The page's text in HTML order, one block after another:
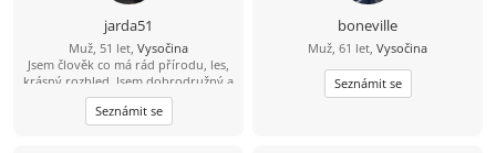
jarda51
Muž, 51 let, Vysočina
Jsem člověk co má rád přírodu, les,
krásný rozhled. Jsem dobrodružný a
mám rád nové věci. Hledám k sobě
ženu na vztah.
Seznámit se
boneville
Muž, 61 let, Vysočina
Seznámit se